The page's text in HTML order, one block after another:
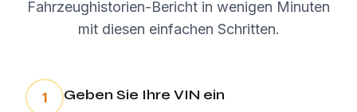
Fahrzeughistorien-Bericht in wenigen Minuten
mit diesen einfachen Schritten.
1 Geben Sie Ihre VIN ein